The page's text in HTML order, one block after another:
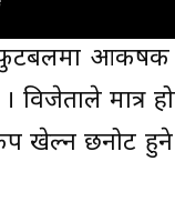
विजेताले मात्र
खेल्न छनोट हुने